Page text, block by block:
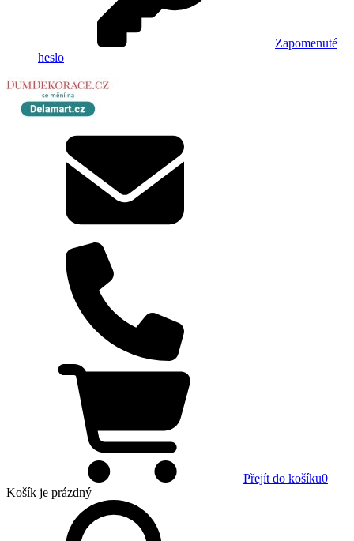
Zapomenuté
heslo
Přejít do košíku0
Košík je prázdný